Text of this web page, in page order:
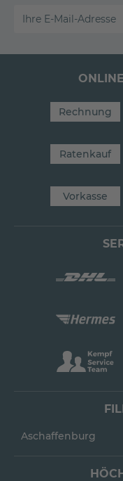
Ihre E-Mail-Adresse
Rechnung
Ratenkauf
Vorkasse
Aschaffenburg